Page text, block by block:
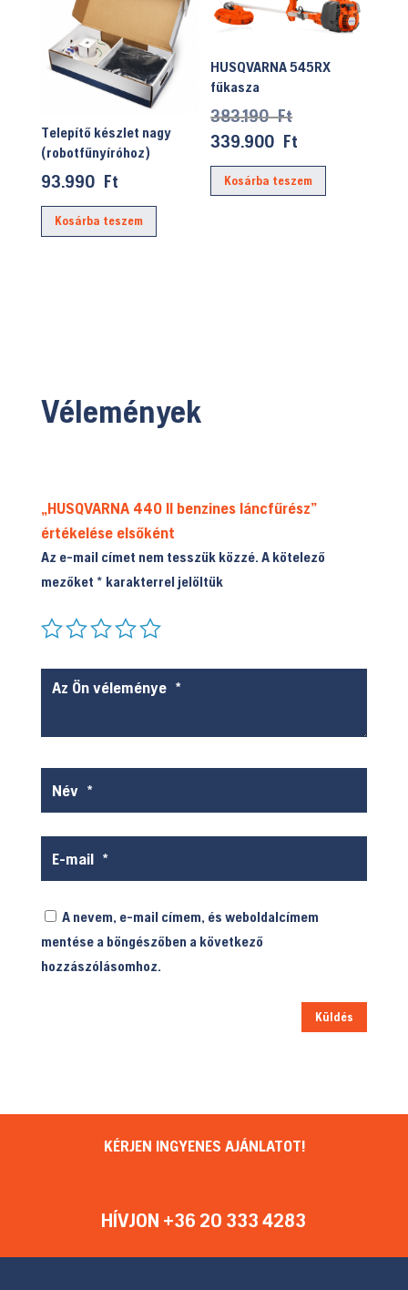
Telepítő készlet nagy
(robotfűnyíróhoz)
93.990 Ft
Kosárba teszem
HUSQVARNA 545RX
fűkasza
383.190FtOriginal
price
was:
383.190 Ft.
339.900 Ft
price
is:
Kosárba teszem
Vélemények
„HUSQVARNA 440 II benzines láncfűrész”
értékelése elsőként
Az e-mail címet nem tesszük közzé. A kötelező
mezőket * karakterrel jelöltük
A nevem, e-mail címem, és weboldalcímem
mentése a böngészőben a következő
hozzászólásomhoz.
Küldés
KÉRJEN INGYENES AJÁNLATOT!
HÍVJON +36 20 333 4283